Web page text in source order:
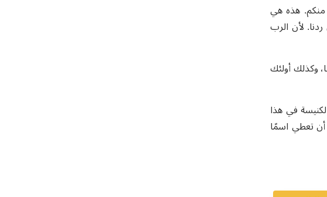
منكم. هذه هي
لأن الرب
وكذلك أولئك
في هذا
أن تعطي اسمًا